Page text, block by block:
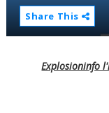
Share This
Explosioninfo